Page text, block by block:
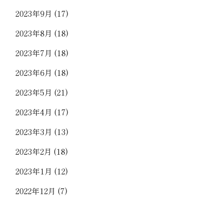
2023年9月 (17)
2023年8月 (18)
2023年7月 (18)
2023年6月 (18)
2023年5月 (21)
2023年4月 (17)
2023年3月 (13)
2023年2月 (18)
2023年1月 (12)
2022年12月 (7)